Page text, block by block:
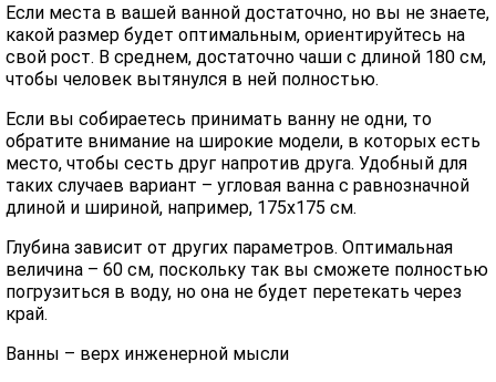
Если места в вашей ванной достаточно, но вы не знаете,
какой размер будет оптимальным, ориентируйтесь на
свой рост. В среднем, достаточно чаши с длиной 180 см,
чтобы человек вытянулся в ней полностью.
Если вы собираетесь принимать ванну не одни, то
обратите внимание на широкие модели, в которых есть
место, чтобы сесть друг напротив друга. Удобный для
таких случаев вариант – угловая ванна с равнозначной
длиной и шириной, например, 175х175 см.
Глубина зависит от других параметров. Оптимальная
величина – 60 см, поскольку так вы сможете полностью
погрузиться в воду, но она не будет перетекать через
край.
Ванны – верх инженерной мысли